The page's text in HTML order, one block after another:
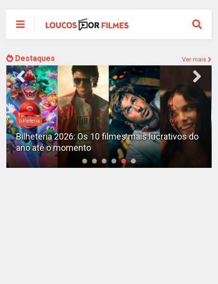
Destaques Ver mais
bilheteria
Bilheteria 2026: Os 10 filmes mais lucrativos do
ano até o momento